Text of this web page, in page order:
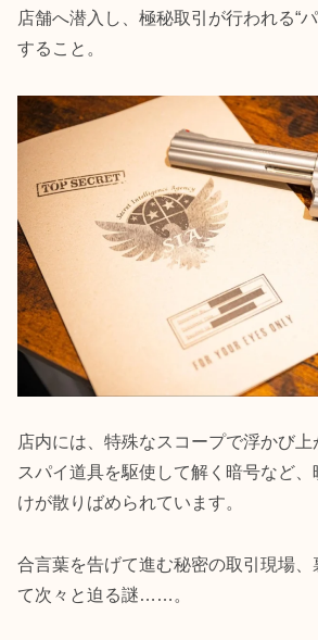
店舗へ潜入し、極秘取引が行われる“
すること。
店内には、特殊なスコープで浮かび上
スパイ道具を駆使して解く暗号など
けが散りばめられています。
合言葉を告げて進む秘密の取引現場、
て次々と迫る謎……。